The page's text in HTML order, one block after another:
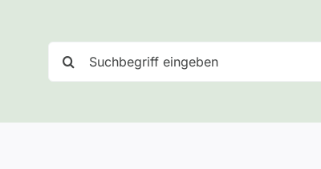
nach: